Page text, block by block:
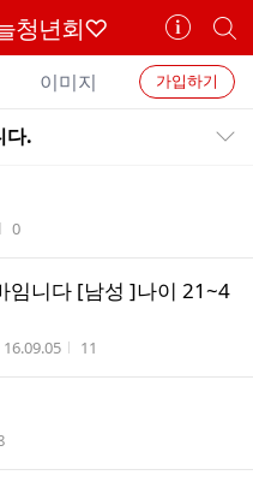
청년회♡
카
페
정
보
개
별
카
페
검
가입하기
이미지
다.
조회수
0
임니다 [남성 ]나이 21~4
작성시간
16.09.05 조회수
11
회수